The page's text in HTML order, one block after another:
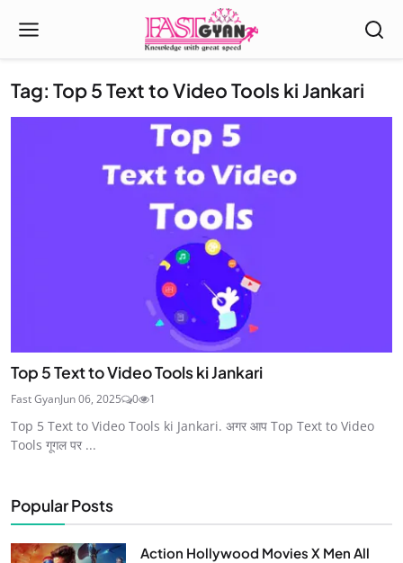
Tag: Top 5 Text to Video Tools ki Jankari
Top 5 Text to Video Tools ki Jankari
Fast GyanJun 06, 2025 0 1
Top 5 Text to Video Tools ki Jankari. अगर आप Top Text to Video
Tools गूगल पर ...
Popular Posts
Action Hollywood Movies X Men All